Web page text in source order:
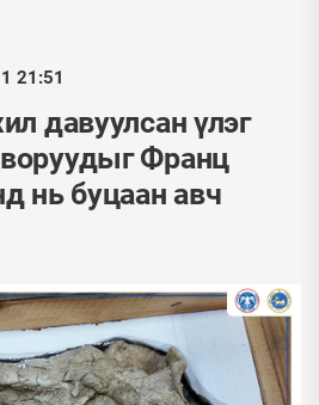
21:51
давуулсан үлэг
Франц
нь буцаан авч